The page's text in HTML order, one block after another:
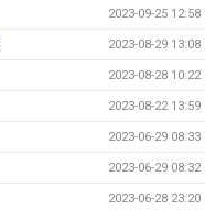
2023-09-25 12:58
2023-08-29 13:08
2023-08-28 10:22
2023-08-22 13:59
2023-06-29 08:33
2023-06-29 08:32
2023-06-28 23:20